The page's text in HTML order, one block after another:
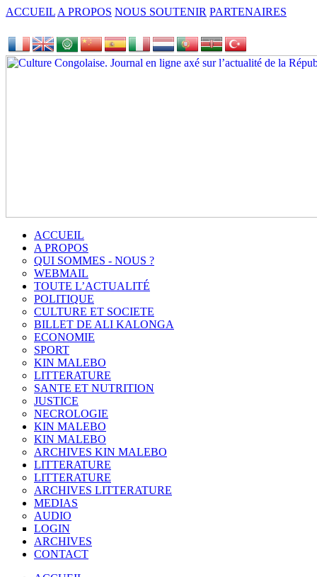
ACCUEIL A PROPOS NOUS SOUTENIR PARTENAIRES
ACCUEIL
A PROPOS
QUI SOMMES - NOUS ?
WEBMAIL
TOUTE L’ACTUALITÉ
POLITIQUE
CULTURE ET SOCIETE
BILLET DE ALI KALONGA
ECONOMIE
SPORT
KIN MALEBO
LITTERATURE
SANTE ET NUTRITION
JUSTICE
NECROLOGIE
KIN MALEBO
KIN MALEBO
ARCHIVES KIN MALEBO
LITTERATURE
LITTERATURE
ARCHIVES LITTERATURE
MEDIAS
AUDIO
LOGIN
ARCHIVES
CONTACT